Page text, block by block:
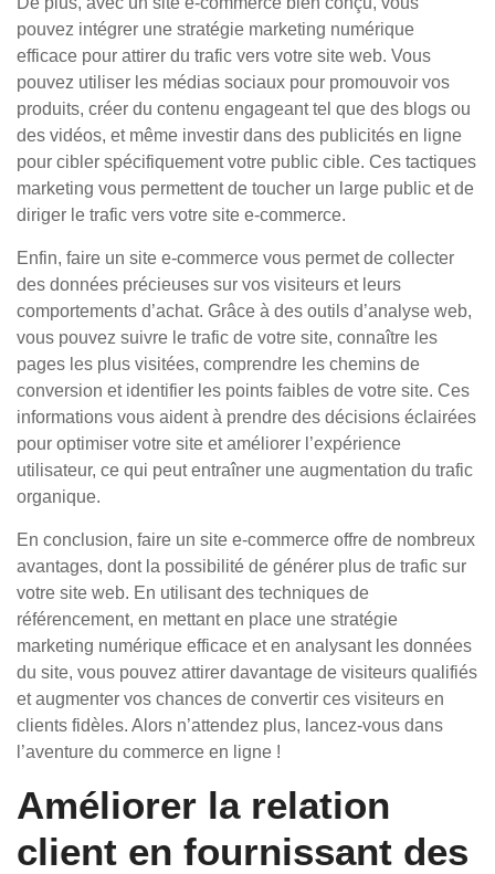
pouvez intégrer une stratégie marketing numérique
efficace pour attirer du trafic vers votre site web. Vous
pouvez utiliser les médias sociaux pour promouvoir vos
produits, créer du contenu engageant tel que des blogs ou
des vidéos, et même investir dans des publicités en ligne
pour cibler spécifiquement votre public cible. Ces tactiques
marketing vous permettent de toucher un large public et de
diriger le trafic vers votre site e-commerce.
Enfin, faire un site e-commerce vous permet de collecter
des données précieuses sur vos visiteurs et leurs
comportements d’achat. Grâce à des outils d’analyse web,
vous pouvez suivre le trafic de votre site, connaître les
pages les plus visitées, comprendre les chemins de
conversion et identifier les points faibles de votre site. Ces
informations vous aident à prendre des décisions éclairées
pour optimiser votre site et améliorer l’expérience
utilisateur, ce qui peut entraîner une augmentation du trafic
organique.
En conclusion, faire un site e-commerce offre de nombreux
avantages, dont la possibilité de générer plus de trafic sur
votre site web. En utilisant des techniques de
référencement, en mettant en place une stratégie
marketing numérique efficace et en analysant les données
du site, vous pouvez attirer davantage de visiteurs qualifiés
et augmenter vos chances de convertir ces visiteurs en
clients fidèles. Alors n’attendez plus, lancez-vous dans
l’aventure du commerce en ligne !
Améliorer la relation
client en fournissant des